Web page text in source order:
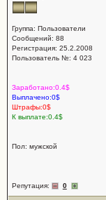
Группа: Пользователи
Сообщений: 88
Регистрация: 25.2.2008
Пользователь №: 4 023
Заработано:0.4$
Выплачено:0$
Штрафы:0$
К выплате:0.4$
Пол: мужской
Репутация: 0